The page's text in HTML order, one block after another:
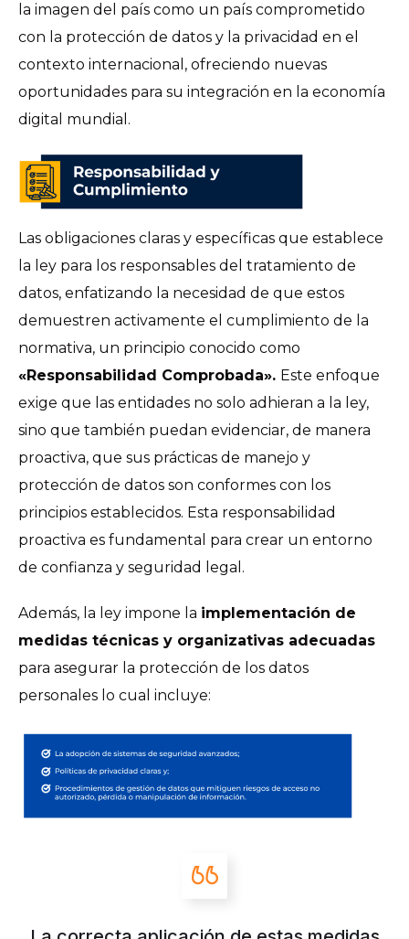
la imagen del país como un país comprometido
con la protección de datos y la privacidad en el
contexto internacional, ofreciendo nuevas
oportunidades para su integración en la economía
digital mundial.
Las obligaciones claras y específicas que establece
la ley para los responsables del tratamiento de
datos, enfatizando la necesidad de que estos
demuestren activamente el cumplimiento de la
normativa, un principio conocido como
«Responsabilidad Comprobada». Este enfoque
exige que las entidades no solo adhieran a la ley,
sino que también puedan evidenciar, de manera
proactiva, que sus prácticas de manejo y
protección de datos son conformes con los
principios establecidos. Esta responsabilidad
proactiva es fundamental para crear un entorno
de confianza y seguridad legal.
Además, la ley impone la implementación de
medidas técnicas y organizativas adecuadas
para asegurar la protección de los datos
personales lo cual incluye: